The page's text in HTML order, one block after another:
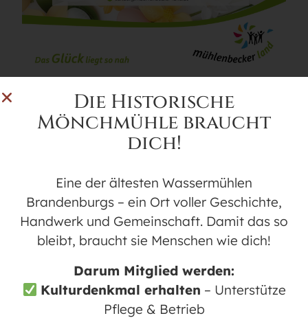
WANN
20. März 2026
ZUM KALENDER HINZUFÜGEN
ICS herunterladen
WO
Historische Mönchmühle | Saal
Mönchmühlenallee 3, Mühlenbecker
Land, Brandenburg, 16567
Die Historische
Mönchmühle braucht
dich!
Eine der ältesten Wassermühlen
Brandenburgs – ein Ort voller Geschichte,
Handwerk und Gemeinschaft. Damit das so
bleibt, braucht sie Menschen wie dich!
Darum Mitglied werden:
Kulturdenkmal erhalten – Unterstütze
Pflege & Betrieb